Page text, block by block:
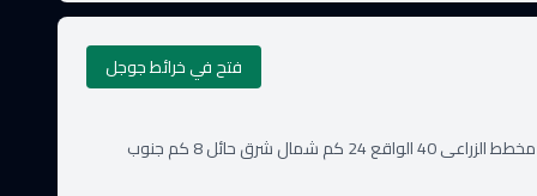
فتح في خرائط جوجل
1545 قطعة الارض الزراعية رقم 12 مخطط الزراعى 40 الواقع 24 كم شمال شرق حائل 8 كم جنوب